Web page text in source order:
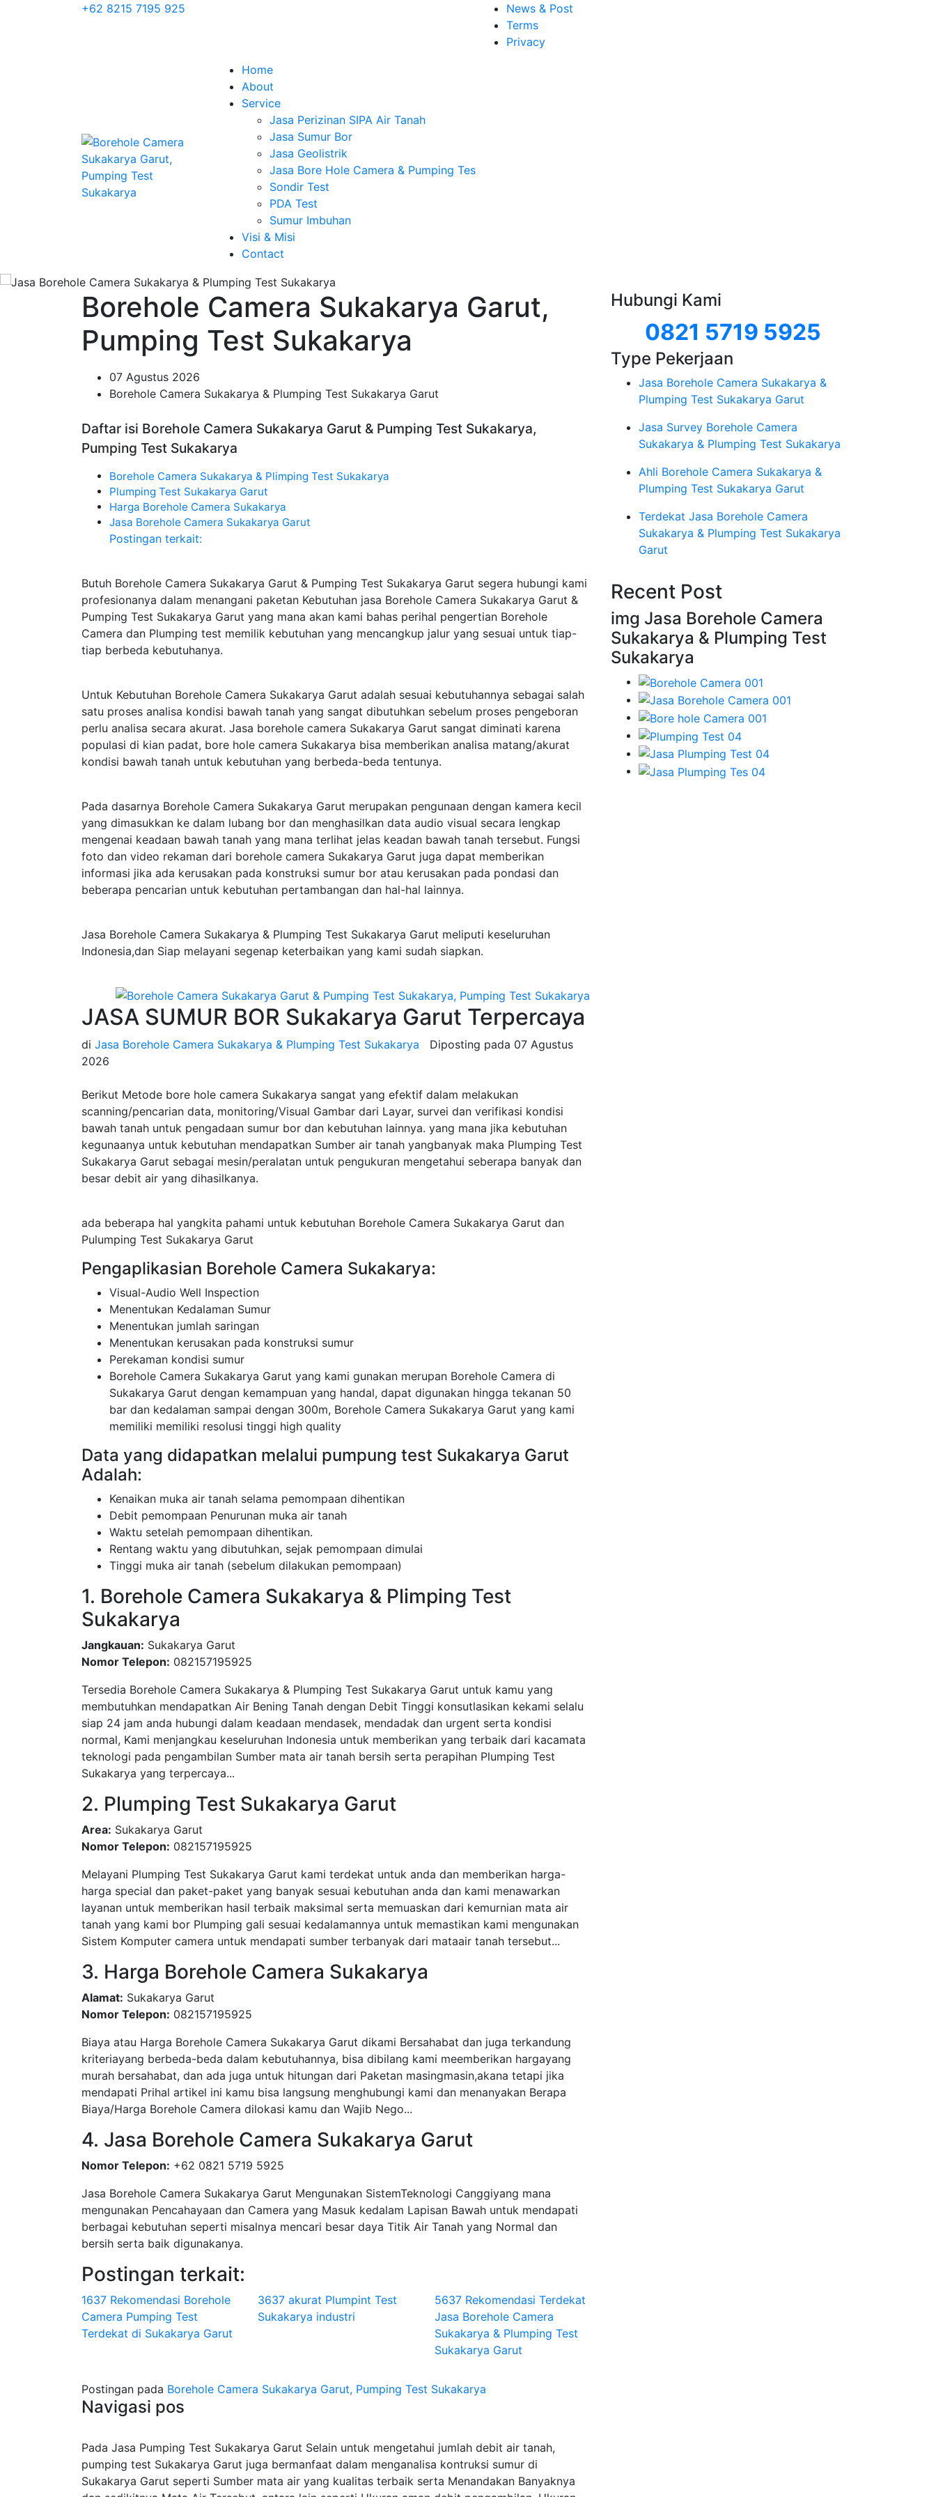
+62 8215 7195 925
News & Post
Terms
Privacy
Home
About
Service
Jasa Perizinan SIPA Air Tanah
Jasa Sumur Bor
Jasa Geolistrik
Jasa Bore Hole Camera & Pumping Tes
Sondir Test
PDA Test
Sumur Imbuhan
Visi & Misi
Contact
Borehole Camera Sukakarya Garut,
Pumping Test Sukakarya
07 Agustus 2026
Borehole Camera Sukakarya & Plumping Test Sukakarya Garut
Daftar isi Borehole Camera Sukakarya Garut & Pumping Test Sukakarya,
Pumping Test Sukakarya
Borehole Camera Sukakarya & Plimping Test Sukakarya
Plumping Test Sukakarya Garut
Harga Borehole Camera Sukakarya
Jasa Borehole Camera Sukakarya Garut
Postingan terkait:
Butuh Borehole Camera Sukakarya Garut & Pumping Test Sukakarya Garut segera hubungi kami
profesionanya dalam menangani paketan Kebutuhan jasa Borehole Camera Sukakarya Garut &
Pumping Test Sukakarya Garut yang mana akan kami bahas perihal pengertian Borehole
Camera dan Plumping test memilik kebutuhan yang mencangkup jalur yang sesuai untuk tiap-
tiap berbeda kebutuhanya.
Untuk Kebutuhan Borehole Camera Sukakarya Garut adalah sesuai kebutuhannya sebagai salah
satu proses analisa kondisi bawah tanah yang sangat dibutuhkan sebelum proses pengeboran
perlu analisa secara akurat. Jasa borehole camera Sukakarya Garut sangat diminati karena
populasi di kian padat, bore hole camera Sukakarya bisa memberikan analisa matang/akurat
kondisi bawah tanah untuk kebutuhan yang berbeda-beda tentunya.
Pada dasarnya Borehole Camera Sukakarya Garut merupakan pengunaan dengan kamera kecil
yang dimasukkan ke dalam lubang bor dan menghasilkan data audio visual secara lengkap
mengenai keadaan bawah tanah yang mana terlihat jelas keadan bawah tanah tersebut. Fungsi
foto dan video rekaman dari borehole camera Sukakarya Garut juga dapat memberikan
informasi jika ada kerusakan pada konstruksi sumur bor atau kerusakan pada pondasi dan
beberapa pencarian untuk kebutuhan pertambangan dan hal-hal lainnya.
Jasa Borehole Camera Sukakarya & Plumping Test Sukakarya Garut meliputi keseluruhan
Indonesia,dan Siap melayani segenap keterbaikan yang kami sudah siapkan.
JASA SUMUR BOR Sukakarya Garut Terpercaya
di Jasa Borehole Camera Sukakarya & Plumping Test Sukakarya Diposting pada 07 Agustus
2026
Berikut Metode bore hole camera Sukakarya sangat yang efektif dalam melakukan
scanning/pencarian data, monitoring/Visual Gambar dari Layar, survei dan verifikasi kondisi
bawah tanah untuk pengadaan sumur bor dan kebutuhan lainnya. yang mana jika kebutuhan
kegunaanya untuk kebutuhan mendapatkan Sumber air tanah yangbanyak maka Plumping Test
Sukakarya Garut sebagai mesin/peralatan untuk pengukuran mengetahui seberapa banyak dan
besar debit air yang dihasilkanya.
ada beberapa hal yangkita pahami untuk kebutuhan Borehole Camera Sukakarya Garut dan
Pulumping Test Sukakarya Garut
Pengaplikasian Borehole Camera Sukakarya:
Visual-Audio Well Inspection
Menentukan Kedalaman Sumur
Menentukan jumlah saringan
Menentukan kerusakan pada konstruksi sumur
Perekaman kondisi sumur
Borehole Camera Sukakarya Garut yang kami gunakan merupan Borehole Camera di
Sukakarya Garut dengan kemampuan yang handal, dapat digunakan hingga tekanan 50
bar dan kedalaman sampai dengan 300m, Borehole Camera Sukakarya Garut yang kami
memiliki memiliki resolusi tinggi high quality
Data yang didapatkan melalui pumpung test Sukakarya Garut
Adalah:
Kenaikan muka air tanah selama pemompaan dihentikan
Debit pemompaan Penurunan muka air tanah
Waktu setelah pemompaan dihentikan.
Rentang waktu yang dibutuhkan, sejak pemompaan dimulai
Tinggi muka air tanah (sebelum dilakukan pemompaan)
1. Borehole Camera Sukakarya & Plimping Test
Sukakarya
Jangkauan: Sukakarya Garut
Nomor Telepon: 082157195925
Tersedia Borehole Camera Sukakarya & Plumping Test Sukakarya Garut untuk kamu yang
membutuhkan mendapatkan Air Bening Tanah dengan Debit Tinggi konsutlasikan kekami selalu
siap 24 jam anda hubungi dalam keadaan mendasek, mendadak dan urgent serta kondisi
normal, Kami menjangkau keseluruhan Indonesia untuk memberikan yang terbaik dari kacamata
teknologi pada pengambilan Sumber mata air tanah bersih serta perapihan Plumping Test
Sukakarya yang terpercaya...
2. Plumping Test Sukakarya Garut
Area: Sukakarya Garut
Nomor Telepon: 082157195925
Melayani Plumping Test Sukakarya Garut kami terdekat untuk anda dan memberikan harga-
harga special dan paket-paket yang banyak sesuai kebutuhan anda dan kami menawarkan
layanan untuk memberikan hasil terbaik maksimal serta memuaskan dari kemurnian mata air
tanah yang kami bor Plumping gali sesuai kedalamannya untuk memastikan kami mengunakan
Sistem Komputer camera untuk mendapati sumber terbanyak dari mataair tanah tersebut...
3. Harga Borehole Camera Sukakarya
Alamat: Sukakarya Garut
Nomor Telepon: 082157195925
Biaya atau Harga Borehole Camera Sukakarya Garut dikami Bersahabat dan juga terkandung
kriteriayang berbeda-beda dalam kebutuhannya, bisa dibilang kami meemberikan hargayang
murah bersahabat, dan ada juga untuk hitungan dari Paketan masingmasin,akana tetapi jika
mendapati Prihal artikel ini kamu bisa langsung menghubungi kami dan menanyakan Berapa
Biaya/Harga Borehole Camera dilokasi kamu dan Wajib Nego...
4. Jasa Borehole Camera Sukakarya Garut
Nomor Telepon: +62 0821 5719 5925
Jasa Borehole Camera Sukakarya Garut Mengunakan SistemTeknologi Canggiyang mana
mengunakan Pencahayaan dan Camera yang Masuk kedalam Lapisan Bawah untuk mendapati
berbagai kebutuhan seperti misalnya mencari besar daya Titik Air Tanah yang Normal dan
bersih serta baik digunakanya.
Postingan terkait:
1637 Rekomendasi Borehole
Camera Pumping Test
Terdekat di Sukakarya Garut
3637 akurat Plumpint Test
Sukakarya industri
5637 Rekomendasi Terdekat
Jasa Borehole Camera
Sukakarya & Plumping Test
Sukakarya Garut
Postingan pada Borehole Camera Sukakarya Garut, Pumping Test Sukakarya
Navigasi pos
Pada Jasa Pumping Test Sukakarya Garut Selain untuk mengetahui jumlah debit air tanah,
pumping test Sukakarya Garut juga bermanfaat dalam menganalisa kontruksi sumur di
Sukakarya Garut seperti Sumber mata air yang kualitas terbaik serta Menandakan Banyaknya
Hubungi Kami
0821 5719 5925
Type Pekerjaan
Jasa Borehole Camera Sukakarya &
Plumping Test Sukakarya Garut
Jasa Survey Borehole Camera
Sukakarya & Plumping Test Sukakarya
Ahli Borehole Camera Sukakarya &
Plumping Test Sukakarya Garut
Terdekat Jasa Borehole Camera
Sukakarya & Plumping Test Sukakarya
Garut
Recent Post
img Jasa Borehole Camera
Sukakarya & Plumping Test
Sukakarya